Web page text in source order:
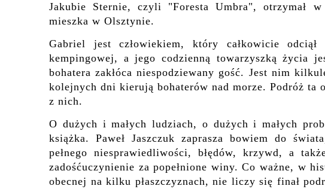
Jakubie Sternie, czyli "Foresta Umbra", otrzymał
mieszka w Olsztynie.
Gabriel jest człowiekiem, który całkowicie
kempingowej, a jego codzienną towarzyszką życia
bohatera zakłóca niespodziewany gość. Jest nim
kolejnych dni kierują bohaterów nad morze. Podróż ta
z nich.
O dużych i małych ludziach, o dużych i małych
książka. Paweł Jaszczuk zaprasza bowiem do
pełnego niesprawiedliwości, błędów, krzywd, a
zadośćuczynienie za popełnione winy. Co ważne, w
obecnej na kilku płaszczyznach, nie liczy się finał